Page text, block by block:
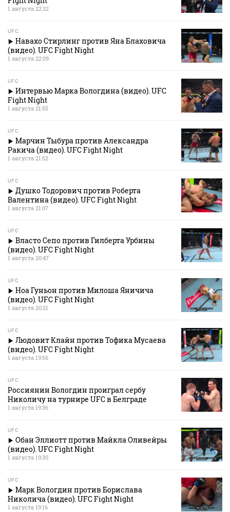
1 августа 22:32
UFC
Навахо Стирлинг против Яна Блаховича
(видео). UFC Fight Night
1 августа 22:09
UFC
Интервью Марка Вологдина (видео). UFC
Fight Night
1 августа 21:55
UFC
Марчин Тыбура против Александра
Ракича (видео). UFC Fight Night
1 августа 21:52
UFC
Душко Тодорович против Роберта
Валентина (видео). UFC Fight Night
1 августа 21:07
UFC
Власто Сепо против Гилберта Урбины
(видео). UFC Fight Night
1 августа 20:47
UFC
Ноа Гуньон против Милоша Яничича
(видео). UFC Fight Night
1 августа 20:21
UFC
Людовит Клайн против Тофика Мусаева
(видео). UFC Fight Night
1 августа 19:56
UFC
Россиянин Вологдин проиграл сербу
Николичу на турнире UFC в Белграде
1 августа 19:36
UFC
Обан Эллиотт против Майкла Оливейры
(видео). UFC Fight Night
1 августа 19:30
UFC
Марк Вологдин против Борислава
Николича (видео). UFC Fight Night
1 августа 19:16